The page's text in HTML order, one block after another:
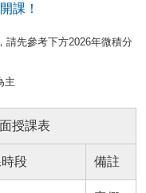
課！
先參考下方2026年微積分
主
授課表
時段 備註